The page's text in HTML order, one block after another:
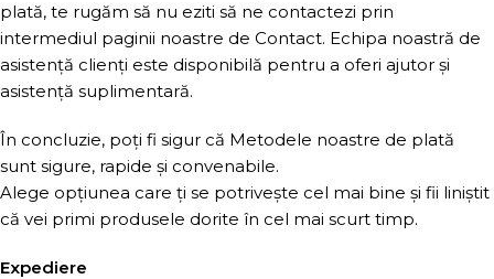
plată, te rugăm să nu eziti să ne contactezi prin
intermediul paginii noastre de Contact. Echipa noastră de
asistență clienți este disponibilă pentru a oferi ajutor și
asistență suplimentară.
În concluzie, poți fi sigur că Metodele noastre de plată
sunt sigure, rapide și convenabile.
Alege opțiunea care ți se potrivește cel mai bine și fii liniștit
că vei primi produsele dorite în cel mai scurt timp.
Expediere